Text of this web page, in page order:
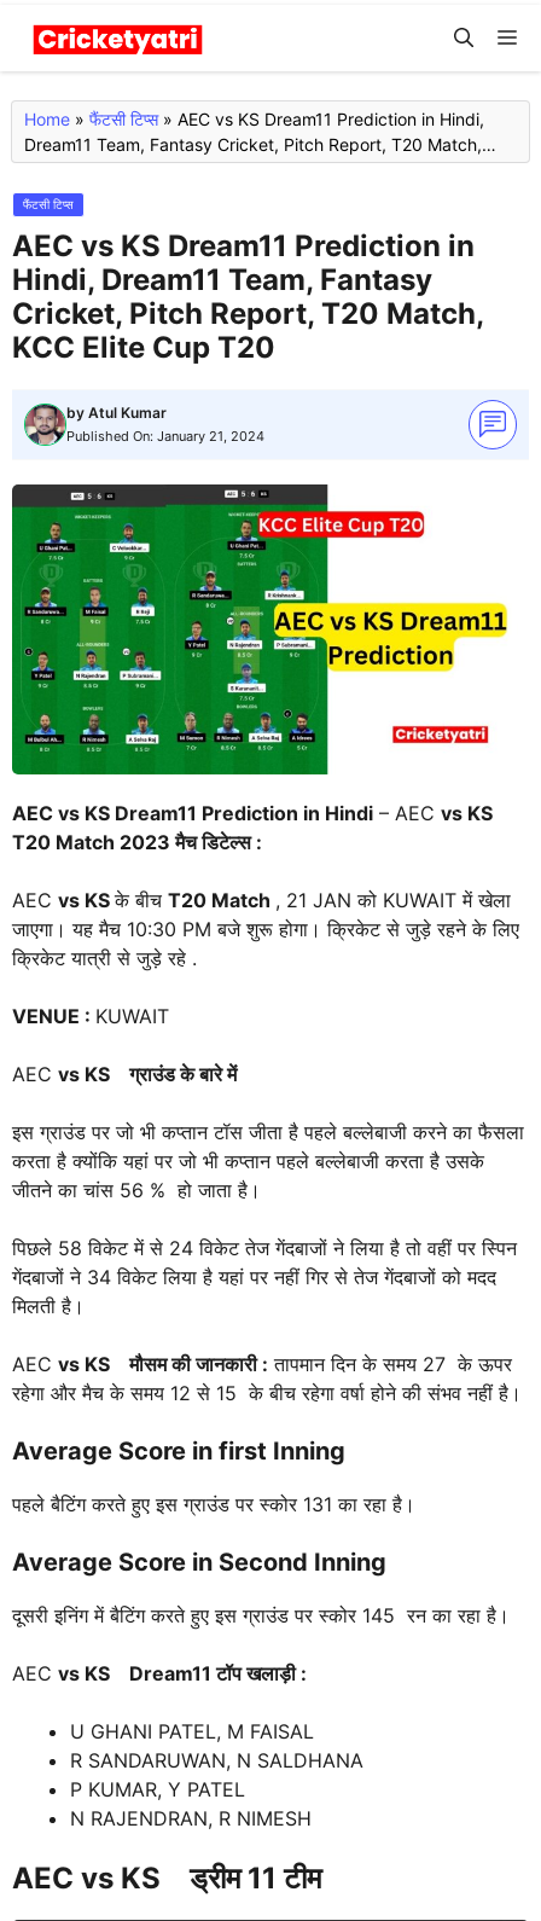
Skip
content
Home » फैंटसी टिप्स» AEC vs KS Dream11 Prediction in Hindi,
Dream11 Team, Fantasy Cricket, Pitch Report, T20 Match,
KCC Elite Cup T20
फैंटसी टिप्स
AEC vs KS Dream11 Prediction in
Hindi, Dream11 Team, Fantasy
Cricket, Pitch Report, T20 Match,
KCC Elite Cup T20
by Atul Kumar
Published On: January 21, 2024
AEC vs KS Dream11 Prediction in Hindi – AEC vs KS
T20 Match 2023 मैच डिटेल्स :
AEC vs KSके बीच T20 Match , 21 JAN को KUWAIT में खेला
जाएगा। यह मैच 10:30 PM बजे शुरू होगा। क्रिकेट से जुड़े रहने के लिए
क्रिकेट यात्री से जुड़े रहे .
VENUE : KUWAIT
AEC vs KSग्राउंड के बारे में
इस ग्राउंड पर जो भी कप्तान टॉस जीता है पहले बल्लेबाजी करने का फैसला
करता है क्योंकि यहां पर जो भी कप्तान पहले बल्लेबाजी करता है उसके
जीतने का चांस 56 % हो जाता है।
पिछले 58 विकेट में से 24 विकेट तेज गेंदबाजों ने लिया है तो वहीं पर स्पिन
गेंदबाजों ने 34 विकेट लिया है यहां पर नहीं गिर से तेज गेंदबाजों को मदद
मिलती है।
AEC vs KSमौसम की जानकारी : तापमान दिन के समय 27 के ऊपर
रहेगा और मैच के समय 12 से 15 के बीच रहेगा वर्षा होने की संभव नहीं है।
Average Score in first Inning
पहले बैटिंग करते हुए इस ग्राउंड पर स्कोर 131 का रहा है।
Average Score in Second Inning
दूसरी इनिंग में बैटिंग करते हुए इस ग्राउंड पर स्कोर 145 रन का रहा है।
AEC vs KS Dream11 टॉप खलाड़ी :
U GHANI PATEL, M FAISAL
R SANDARUWAN, N SALDHANA
P KUMAR, Y PATEL
N RAJENDRAN, R NIMESH
AEC vs KSड्रीम 11 टीम